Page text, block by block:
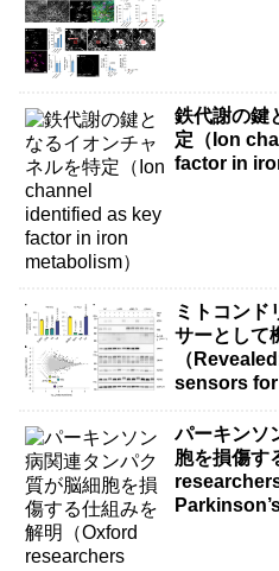
鉄代謝の鍵
定（Ion
factor in
ミトコンド
サーとして
（
sensors
パーキンソ
胞を損傷す